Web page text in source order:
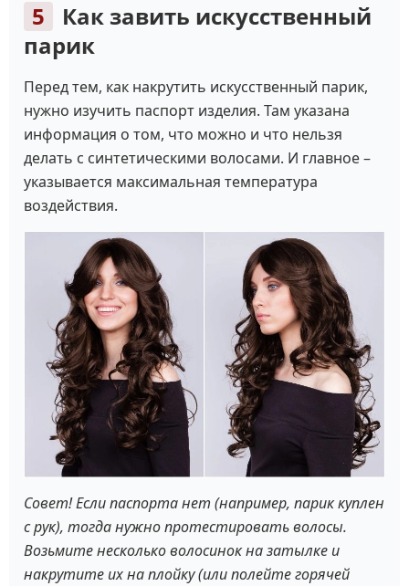
Как завить искусственный
парик
Перед тем, как накрутить искусственный парик,
нужно изучить паспорт изделия. Там указана
информация о том, что можно и что нельзя
делать с синтетическими волосами. И главное –
указывается максимальная температура
воздействия.
Совет! Если паспорта нет (например, парик куплен
с рук), тогда нужно протестировать волосы.
Возьмите несколько волосинок на затылке и
накрутите их на плойку (или полейте горячей